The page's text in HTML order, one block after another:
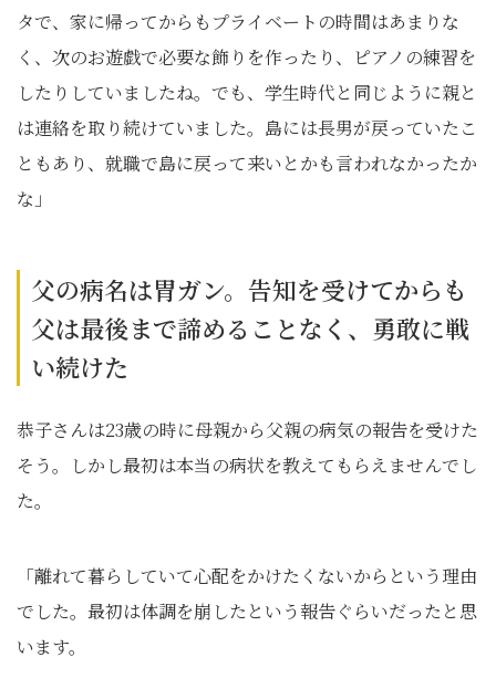
タで、家に帰ってからもプライベートの時間はあまりな
く、次のお遊戯で必要な飾りを作ったり、ピアノの練習を
したりしていましたね。でも、学生時代と同じように親と
は連絡を取り続けていました。島には長男が戻っていたこ
ともあり、就職で島に戻って来いとかも言われなかったか
な」
父の病名は胃ガン。告知を受けてからも
父は最後まで諦めることなく、勇敢に戦
い続けた
恭子さんは23歳の時に母親から父親の病気の報告を受けた
そう。しかし最初は本当の病状を教えてもらえませんでし
た。
「離れて暮らしていて心配をかけたくないからという理由
でした。最初は体調を崩したという報告ぐらいだったと思
います。